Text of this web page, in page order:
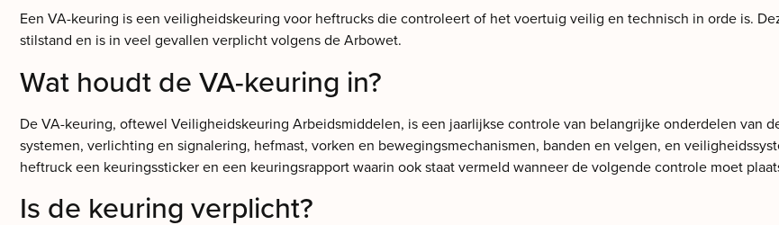
Een VA-keuring is een veiligheidskeuring voor heftrucks die controleert of het voertuig veilig en technisch in orde is.
stilstand en is in veel gevallen verplicht volgens de Arbowet.
Wat houdt de VA-keuring in?
De VA-keuring, oftewel Veiligheidskeuring Arbeidsmiddelen, is een jaarlijkse controle van belangrijke onderdelen van
systemen, verlichting en signalering, hefmast, vorken en bewegingsmechanismen, banden en velgen, en
heftruck een keuringssticker en een keuringsrapport waarin ook staat vermeld wanneer de volgende controle moet
Is de keuring verplicht?